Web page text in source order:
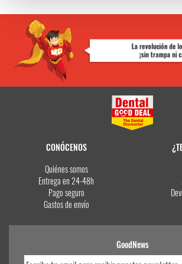
CONÓCENOS
Quiénes somos
Entrega en 24-48h
Pago seguro
Gastos de envío
GoodNews